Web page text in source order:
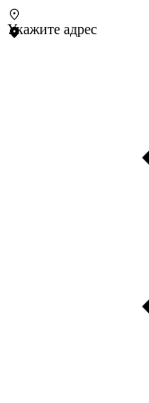
Укажите адрес